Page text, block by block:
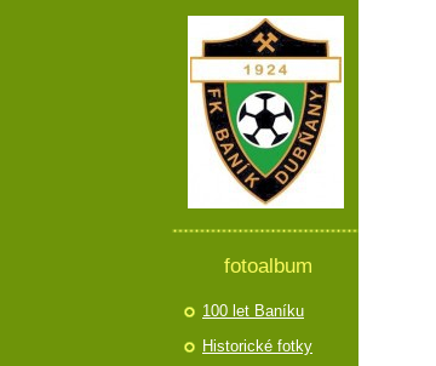
fotoalbum
100 let Baníku
Historické fotky